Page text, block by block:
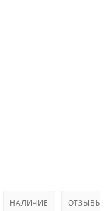
НАЛИЧИЕ ОТЗЫВЫ